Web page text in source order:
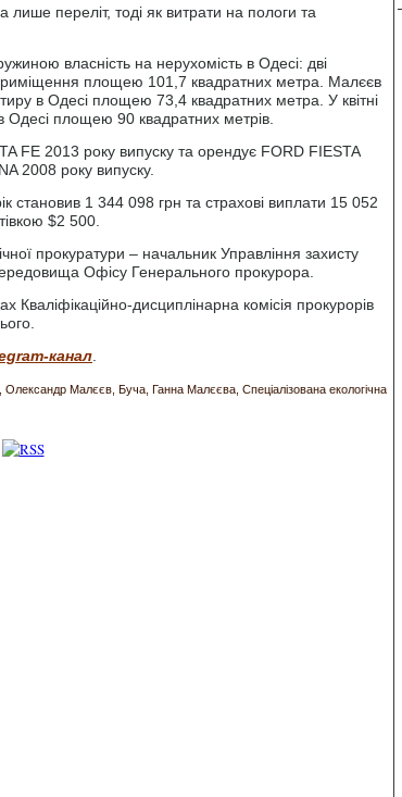
переліт, тоді як витрати на пологи та
власність на нерухомість в Одесі: дві
площею 101,7 квадратних метра. Малєєв
в Одесі площею 73,4 квадратних метра. У квітні
Одесі площею 90 квадратних метрів.
FE 2013 року випуску та орендує FORD FIESTA
2008 року випуску.
становив 1 344 098 грн та страхові виплати 15 052
$2 500.
прокуратури – начальник Управління захисту
Офісу Генерального прокурора.
дисциплінарна комісія прокурорів
канал
Олександр Малєєв Буча Ганна Малєєва Спеціалізована екологічна